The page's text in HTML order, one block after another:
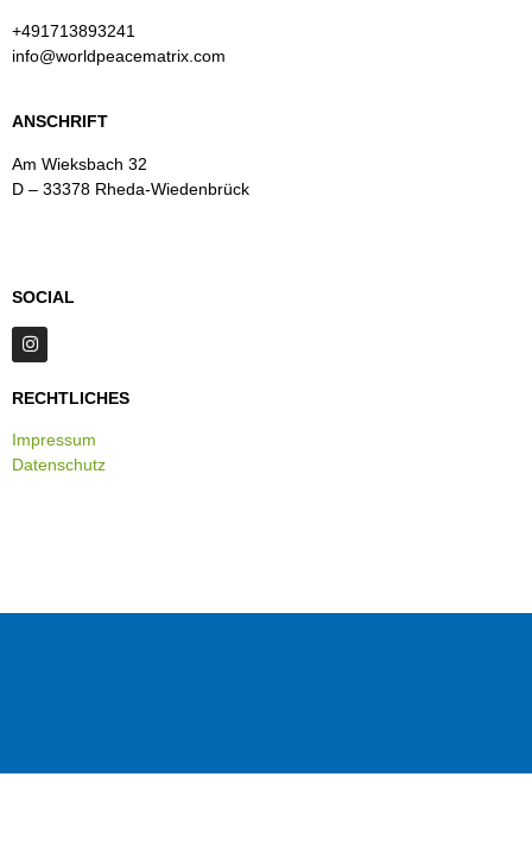
+491713893241
info@worldpeacematrix.com
ANSCHRIFT
Am Wieksbach 32
D – 33378 Rheda-Wiedenbrück
SOCIAL
RECHTLICHES
Impressum
Datenschutz